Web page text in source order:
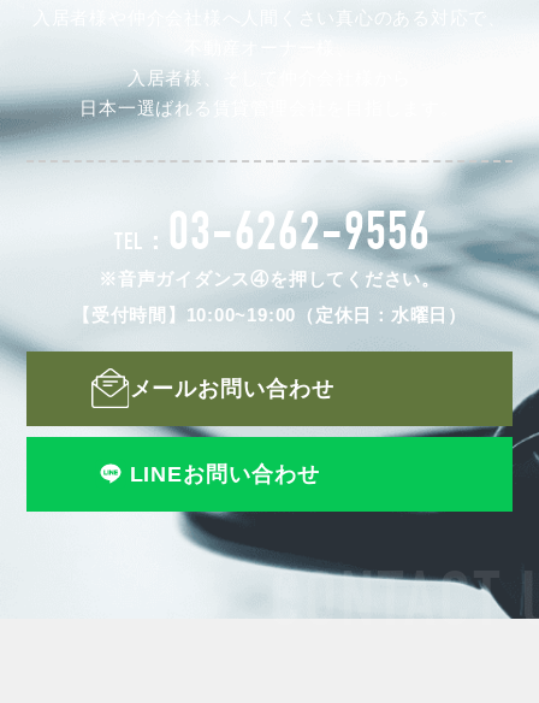
CONTACT
入居者様や仲介会社様へ人間くさい真心のある対応で、
入居者様、そして仲介会社様から
日本一選ばれる賃貸管理会社を目指します。
TEL： 03-6262-9556
※音声ガイダンス④を押してください。
【受付時間】10:00~19:00（定休日：水曜日）
メールお問い合わせ
LINEお問い合わせ